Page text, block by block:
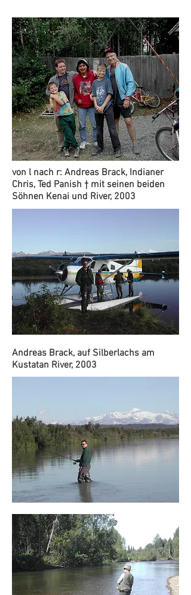
von l nach r: Andreas Brack, Indianer
Chris, Ted Panish † mit seinen beiden
Söhnen Kenai und River, 2003
Andreas Brack, auf Silberlachs am
Kustatan River, 2003